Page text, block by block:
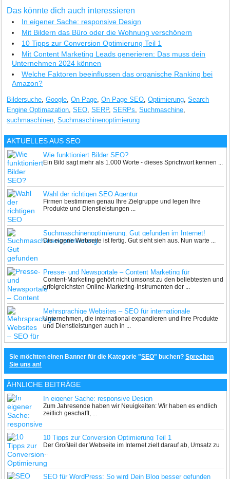
Das könnte dich auch interessieren
In eigener Sache: responsive Design
Mit Bildern das Büro oder die Wohnung verschönern
10 Tipps zur Conversion Optimierung Teil 1
Mit Content Marketing Leads generieren: Das muss dein
Unternehmen 2024 können
Welche Faktoren beeinflussen das organische Ranking bei
Amazon?
Bildersuche,Google,On Page,On Page SEO,Optimierung,Search
Engine Optimazation,SEO,SERP,SERPs,Suchmaschine,
suchmaschinen,Suchmaschinenoptimierung
AKTUELLES AUSSEO
Wie funktioniert Bilder SEO?
Ein Bild sagt mehr als 1.000 Worte - dieses Sprichwort kennen ...
Wahl der richtigen SEO Agentur
Firmen bestimmen genau Ihre Zielgruppe und legen Ihre
Produkte und Dienstleistungen ...
Suchmaschinenoptimierung. Gut gefunden im Internet!
Die eigene Webseite ist fertig. Gut sieht sieh aus. Nun warte ...
Presse- und Newsportale – Content Marketing für
Unternehmen
Content-Marketing gehört nicht umsonst zu den beliebtesten und
erfolgreichsten Online-Marketing-Instrumenten der ...
Mehrsprachige Websites – SEO für internationale
Unternehmen
Unternehmen, die international expandieren und ihre Produkte
und Dienstleistungen auch in ...
Sie möchten einen Banner für die Kategorie "SEO" buchen?Sprechen
Sie uns an!
ÄHNLICHE BEITRÄGE
In eigener Sache: responsive Design
Zum Jahresende haben wir Neuigkeiten: Wir haben es endlich
zeitlich geschafft, ...
10 Tipps zur Conversion Optimierung Teil 1
Der Großteil der Webseite im Internet zielt darauf ab, Umsatz zu
...
SEO für WordPress: So wird Dein Blog besser gefunden